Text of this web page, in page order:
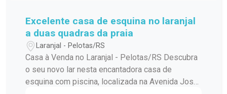
Excelente casa de esquina no laranjal
a duas quadras da praia
Laranjal - Pelotas/RS
Casa à Venda no Laranjal - Pelotas/RS Descubra
o seu novo lar nesta encantadora casa de
esquina com piscina, localizada na Avenida José